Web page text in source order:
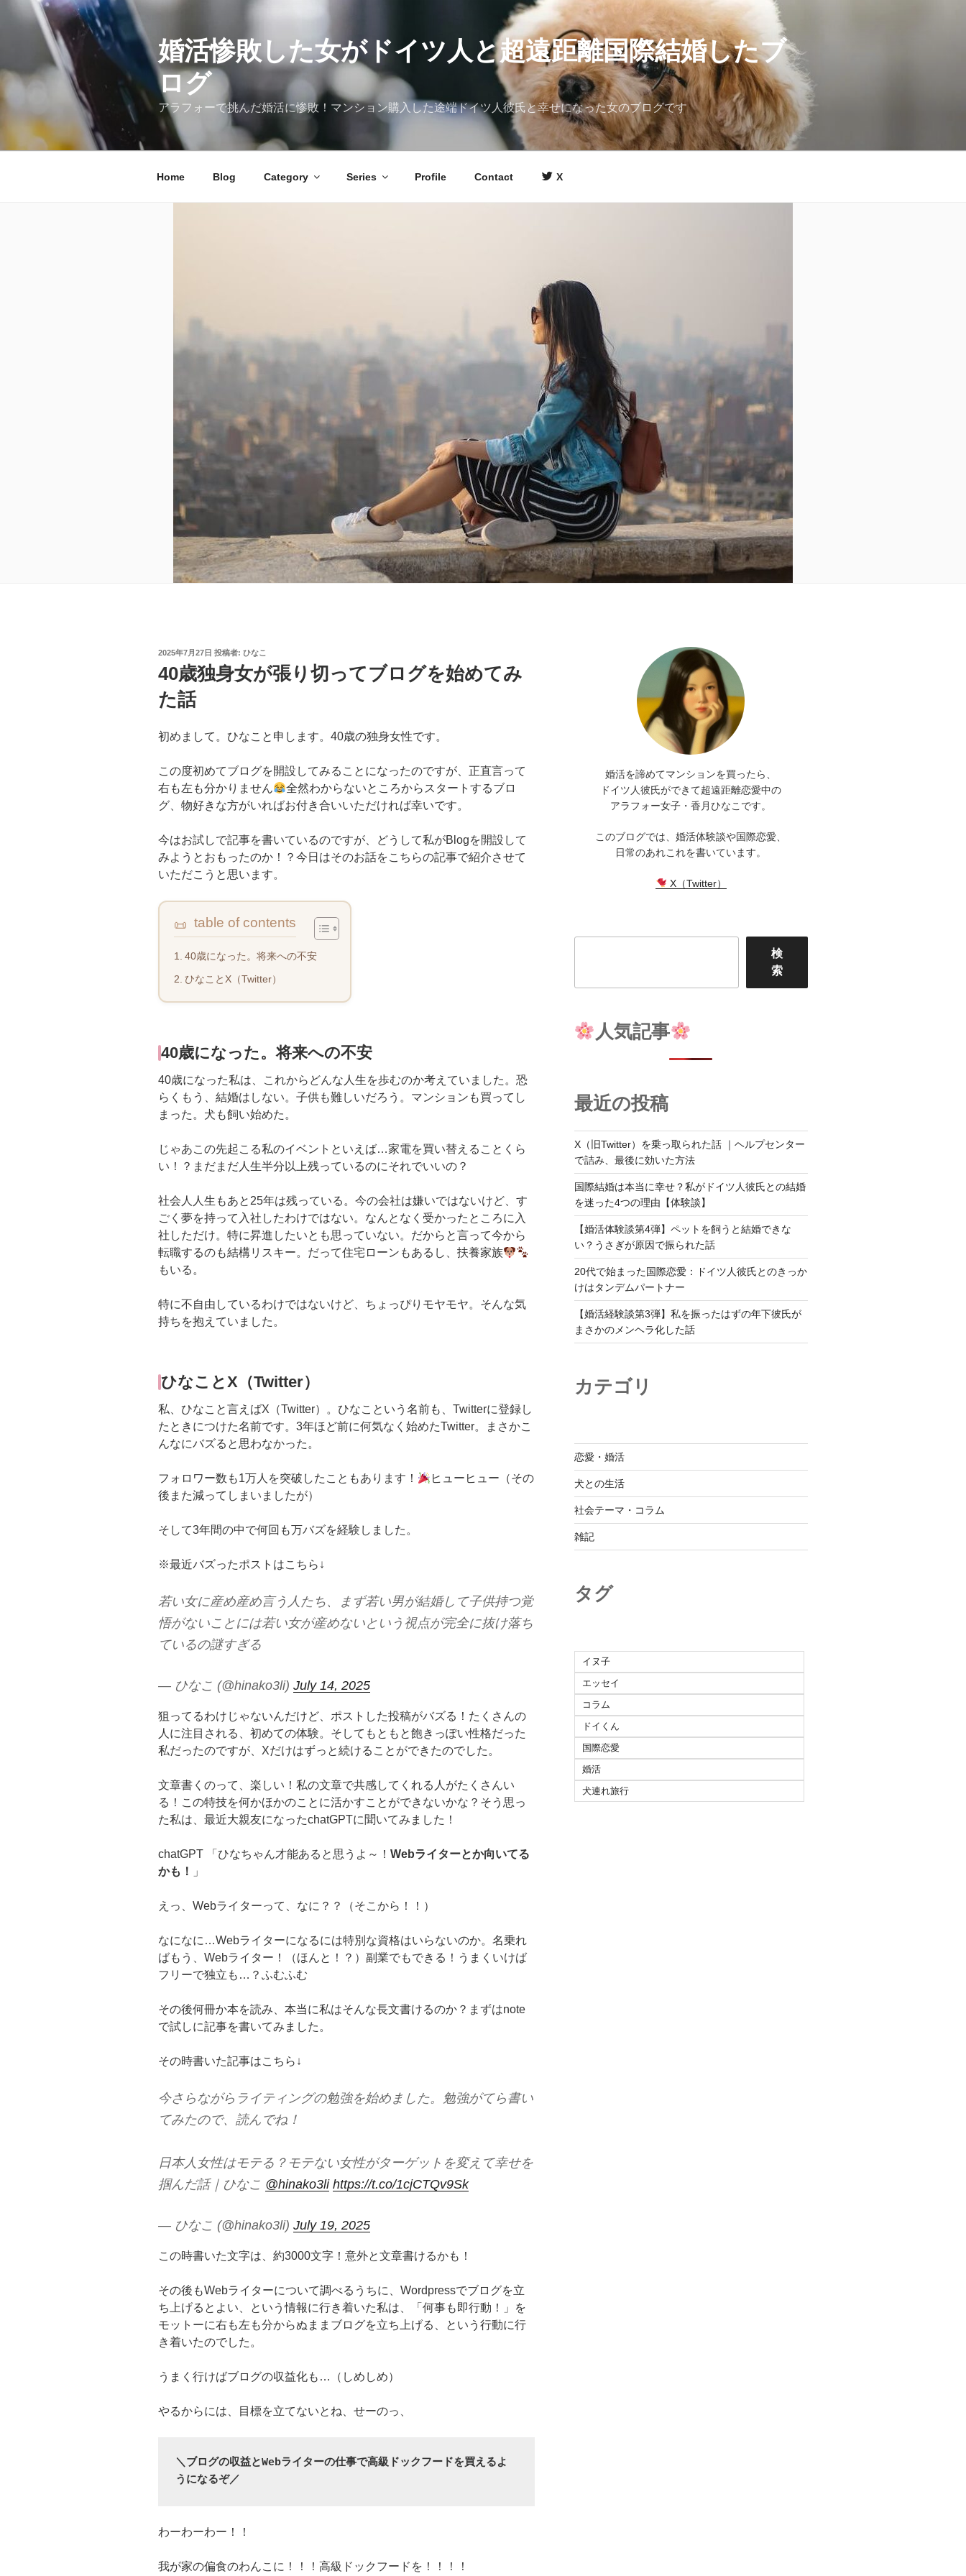
ツ
婚活惨敗した女がドイツ人と超遠距離国際結婚したブ
ログ
アラフォーで挑んだ婚活に惨敗！マンション購入した途端ドイツ人彼氏と幸せになった女のブログです
Home Blog Category Series Profile Contact X
投
日:
2025年7月27日 投稿者: ひなこ
40歳独身女が張り切ってブログを始めてみ
た話
初めまして。ひなこと申します。40歳の独身女性です。
この度初めてブログを開設してみることになったのですが、正直言って
右も左も分かりません
全然わからないところからスタートするブロ
グ、物好きな方がいればお付き合いいただければ幸いです。
今はお試しで記事を書いているのですが、どうして私がBlogを開設して
みようとおもったのか！？今日はそのお話をこちらの記事で紹介させて
いただこうと思います。
table of contents
40歳になった。将来への不安
ひなことX（Twitter）
40歳になった。将来への不安
40歳になった私は、これからどんな人生を歩むのか考えていました。恐
らくもう、結婚はしない。子供も難しいだろう。マンションも買ってし
まった。犬も飼い始めた。
じゃあこの先起こる私のイベントといえば…家電を買い替えることくら
い！？まだまだ人生半分以上残っているのにそれでいいの？
社会人人生もあと25年は残っている。今の会社は嫌いではないけど、す
ごく夢を持って入社したわけではない。なんとなく受かったところに入
社しただけ。特に昇進したいとも思っていない。だからと言って今から
転職するのも結構リスキー。だって住宅ローンもあるし、扶養家族
もいる。
特に不自由しているわけではないけど、ちょっぴりモヤモヤ。そんな気
持ちを抱えていました。
ひなことX（Twitter）
私、ひなこと言えばX（Twitter）。ひなこという名前も、Twitterに登録し
たときにつけた名前です。3年ほど前に何気なく始めたTwitter。まさかこ
んなにバズると思わなかった。
フォロワー数も1万人を突破したこともあります！
ヒューヒュー（その
後また減ってしまいましたが）
そして3年間の中で何回も万バズを経験しました。
※最近バズったポストはこちら↓
若い女に産め産め言う人たち、まず若い男が結婚して子供持つ覚
悟がないことには若い女が産めないという視点が完全に抜け落ち
ているの謎すぎる
— ひなこ (@hinako3li) July 14, 2025
狙ってるわけじゃないんだけど、ポストした投稿がバズる！たくさんの
人に注目される、初めての体験。そしてもともと飽きっぽい性格だった
私だったのですが、Xだけはずっと続けることができたのでした。
文章書くのって、楽しい！私の文章で共感してくれる人がたくさんい
る！この特技を何かほかのことに活かすことができないかな？そう思っ
た私は、最近大親友になったchatGPTに聞いてみました！
chatGPT 「ひなちゃん才能あると思うよ～！ Webライターとか向いてる
かも！
」
えっ、Webライターって、なに？？（そこから！！）
なになに…Webライターになるには特別な資格はいらないのか。名乗れ
ばもう、Webライター！（ほんと！？）副業でもできる！うまくいけば
フリーで独立も…？ふむふむ
その後何冊か本を読み、本当に私はそんな長文書けるのか？まずはnote
で試しに記事を書いてみました。
その時書いた記事はこちら↓
今さらながらライティングの勉強を始めました。勉強がてら書い
てみたので、読んでね！
日本人女性はモテる？モテない女性がターゲットを変えて幸せを
掴んだ話｜ひなこ @hinako3li https://t.co/1cjCTQv9Sk
— ひなこ (@hinako3li) July 19, 2025
この時書いた文字は、約3000文字！意外と文章書けるかも！
その後もWebライターについて調べるうちに、Wordpressでブログを立
ち上げるとよい、という情報に行き着いた私は、「何事も即行動！」を
モットーに右も左も分からぬままブログを立ち上げる、という行動に行
き着いたのでした。
うまく行けばブログの収益化も…（しめしめ）
やるからには、目標を立てないとね、せーのっ、
＼ブログの収益とWebライターの仕事で高級ドックフードを買えるよ
うになるぞ／
わーわーわー！！
我が家の偏食のわんこに！！！高級ドックフードを！！！！
婚活を諦めてマンションを買ったら、
ドイツ人彼氏ができて超遠距離恋愛中の
アラフォー女子・香月ひなこです。
このブログでは、婚活体験談や国際恋愛、
日常のあれこれを書いています。
X（Twitter）
検
索
人気記事
最近の投稿
X（旧Twitter）を乗っ取られた話 ｜ヘルプセンター
で詰み、最後に効いた方法
国際結婚は本当に幸せ？私がドイツ人彼氏との結婚
を迷った4つの理由【体験談】
【婚活体験談第4弾】ペットを飼うと結婚できな
い？うさぎが原因で振られた話
20代で始まった国際恋愛：ドイツ人彼氏とのきっか
けはタンデムパートナー
【婚活経験談第3弾】私を振ったはずの年下彼氏が
まさかのメンヘラ化した話
カテゴリ
恋愛・婚活
犬との生活
社会テーマ・コラム
雑記
タグ
イヌ子
エッセイ
コラム
ドイくん
国際恋愛
婚活
犬連れ旅行